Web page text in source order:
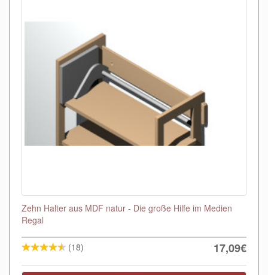
Zehn Halter aus MDF natur - Die große Hilfe im Medien
Regal
(18) 17,09€